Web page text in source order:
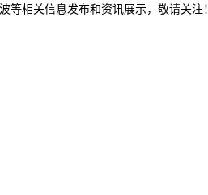
等相关信息发布和资讯展示，敬请关注！